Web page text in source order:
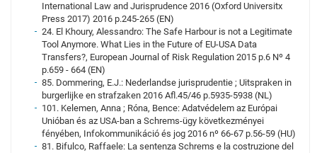
International Law and Jurisprudence 2016 (Oxford Universitx
Press 2017) 2016 p.245-265 (EN)
24. El Khoury, Alessandro: The Safe Harbour is not a Legitimate
Tool Anymore. What Lies in the Future of EU-USA Data
Transfers?, European Journal of Risk Regulation 2015 p.6 Nº 4
p.659 - 664 (EN)
85. Dommering, E.J.: Nederlandse jurisprudentie ; Uitspraken in
burgerlijke en strafzaken 2016 Afl.45/46 p.5935-5938 (NL)
101. Kelemen, Anna ; Róna, Bence: Adatvédelem az Európai
Unióban és az USA-ban a Schrems-ügy következményei
fényében, Infokommunikáció és jog 2016 nº 66-67 p.56-59 (HU)
81. Bifulco, Raffaele: La sentenza Schrems e la costruzione del